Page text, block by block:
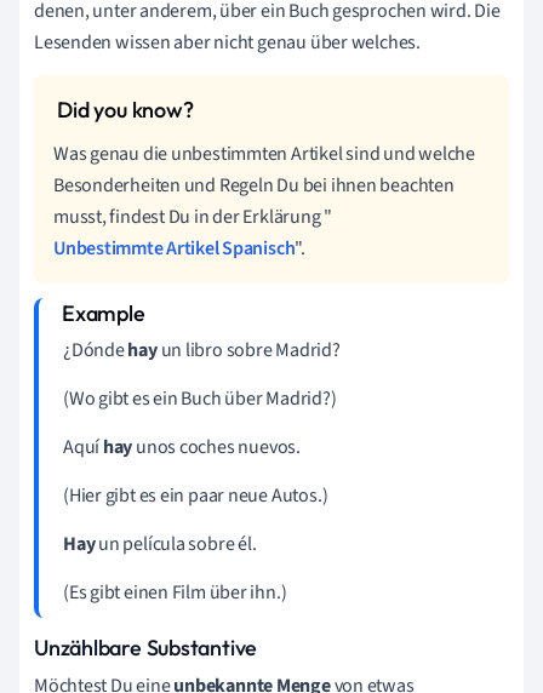
denen, unter anderem, über ein Buch gesprochen wird. Die
Lesenden wissen aber nicht genau über welches.
Was genau die unbestimmten Artikel sind und welche
Besonderheiten und Regeln Du bei ihnen beachten
musst, findest Du in der Erklärung "
Unbestimmte Artikel Spanisch".
¿Dóndehayun libro sobre Madrid?
(Wo gibt es ein Buch über Madrid?)
Aquíhayunos coches nuevos.
(Hier gibt es ein paar neue Autos.)
Hayun película sobre él.
(Es gibt einen Film über ihn.)
Unzählbare Substantive
Möchtest Du eineunbekannte Mengevon etwas